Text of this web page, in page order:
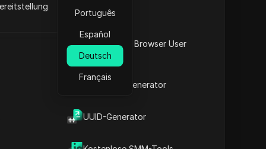
Was ist mein Browser User
Agent
2FA-Code-Generator
UUID-Generator
Português
Español
Deutsch
Français
x down #x down #right down.
Inhaltsübersicht